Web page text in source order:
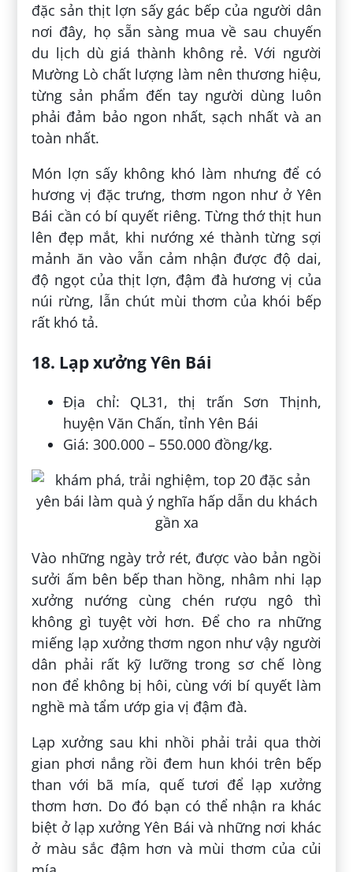
đặc sản thịt lợn sấy gác bếp của người dân
nơi đây, họ sẵn sàng mua về sau chuyến
du lịch dù giá thành không rẻ. Với người
Mường Lò chất lượng làm nên thương hiệu,
từng sản phẩm đến tay người dùng luôn
phải đảm bảo ngon nhất, sạch nhất và an
toàn nhất.
Món lợn sấy không khó làm nhưng để có
hương vị đặc trưng, thơm ngon như ở Yên
Bái cần có bí quyết riêng. Từng thớ thịt hun
lên đẹp mắt, khi nướng xé thành từng sợi
mảnh ăn vào vẫn cảm nhận được độ dai,
độ ngọt của thịt lợn, đậm đà hương vị của
núi rừng, lẫn chút mùi thơm của khói bếp
rất khó tả.
18. Lạp xưởng Yên Bái
Địa chỉ: QL31, thị trấn Sơn Thịnh,
huyện Văn Chấn, tỉnh Yên Bái
Giá: 300.000 – 550.000 đồng/kg.
Vào những ngày trở rét, được vào bản ngồi
sưởi ấm bên bếp than hồng, nhâm nhi lạp
xưởng nướng cùng chén rượu ngô thì
không gì tuyệt vời hơn. Để cho ra những
miếng lạp xưởng thơm ngon như vậy người
dân phải rất kỹ lưỡng trong sơ chế lòng
non để không bị hôi, cùng với bí quyết làm
nghề mà tẩm ướp gia vị đậm đà.
Lạp xưởng sau khi nhồi phải trải qua thời
gian phơi nắng rồi đem hun khói trên bếp
than với bã mía, quế tươi để lạp xưởng
thơm hơn. Do đó bạn có thể nhận ra khác
biệt ở lạp xưởng Yên Bái và những nơi khác
ở màu sắc đậm hơn và mùi thơm của củi